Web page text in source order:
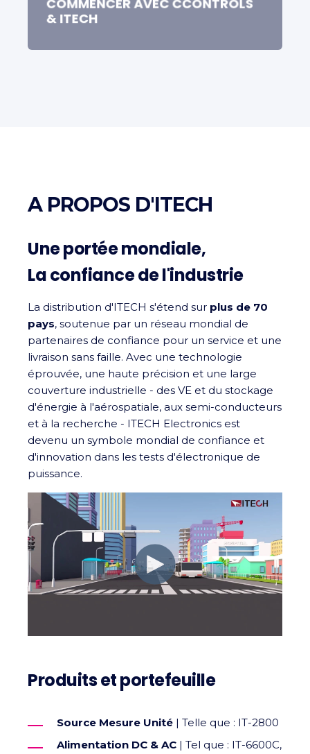
& ITECH
A PROPOS D'ITECH
Une portée mondiale,
La confiance de l'industrie
La distribution d'ITECH s'étend sur plus de 70
pays, soutenue par un réseau mondial de
partenaires de confiance pour un service et une
livraison sans faille. Avec une technologie
éprouvée, une haute précision et une large
couverture industrielle - des VE et du stockage
d'énergie à l'aérospatiale, aux semi-conducteurs
et à la recherche - ITECH Electronics est
devenu un symbole mondial de confiance et
d'innovation dans les tests d'électronique de
puissance.
Produits et portefeuille
Source Mesure Unité | Telle que : IT-2800
Alimentation DC & AC | Tel que : IT-6600C,